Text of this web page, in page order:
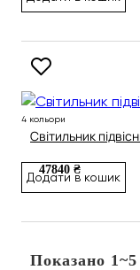
4 кольори
Світильник
47840 ₴
Додати в кошик
Показано 1~5